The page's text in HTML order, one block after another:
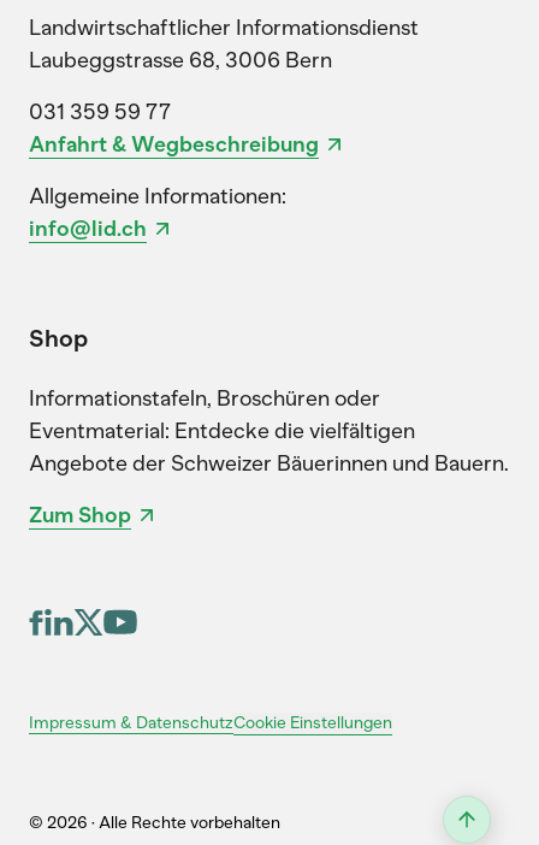
Landwirtschaftlicher Informationsdienst
Laubeggstrasse 68, 3006 Bern
031 359 59 77
Anfahrt & Wegbeschreibung
Allgemeine Informationen:
info@lid.ch
Shop
Informationstafeln, Broschüren oder
Eventmaterial: Entdecke die vielfältigen
Angebote der Schweizer Bäuerinnen und Bauern.
Zum Shop
Impressum & DatenschutzCookie Einstellungen
© 2026 · Alle Rechte vorbehalten